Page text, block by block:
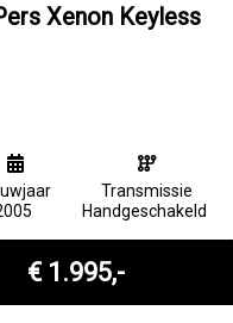
Xenon Keyless
Transmissie
Handgeschakeld
€ 1.995,-